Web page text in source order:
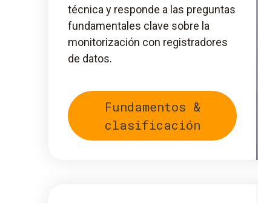
técnica y responde a las preguntas
fundamentales clave sobre la
monitorización con registradores
de datos.
Fundamentos &
clasificación